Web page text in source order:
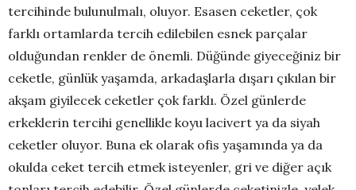
tercihinde bulunulmalı, oluyor. Esasen ceketler, çok
farklı ortamlarda tercih edilebilen esnek parçalar
olduğundan renkler de önemli. Düğünde giyeceğiniz bir
ceketle, günlük yaşamda, arkadaşlarla dışarı çıkılan bir
akşam giyilecek ceketler çok farklı. Özel günlerde
erkeklerin tercihi genellikle koyu lacivert ya da siyah
ceketler oluyor. Buna ek olarak ofis yaşamında ya da
okulda ceket tercih etmek isteyenler, gri ve diğer açık